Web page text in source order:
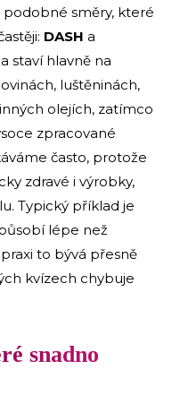
podobné směry, které
DASH a
staví hlavně na
luštěninách,
olejích, zatímco
zpracované
často, protože
zdravé i výrobky,
Typický příklad je
lépe než
to bývá přesně
kvízech chybuje
snadno